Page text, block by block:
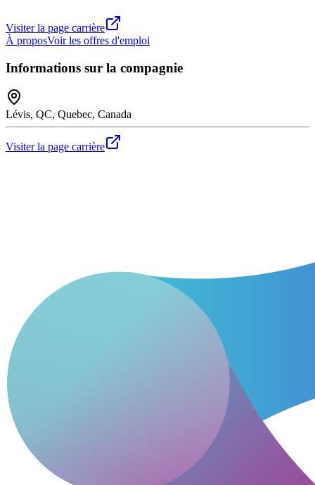
Visiter la page carrière
À proposVoir les offres d'emploi
Informations sur la compagnie
Lévis, QC, Quebec, Canada
Visiter la page carrière